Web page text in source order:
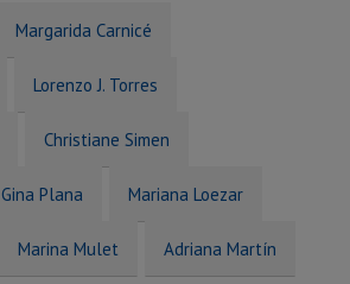
Margarida Carnicé
Lorenzo J. Torres
Christiane Simen
Gina Plana Mariana Loezar
Marina Mulet Adriana Martín